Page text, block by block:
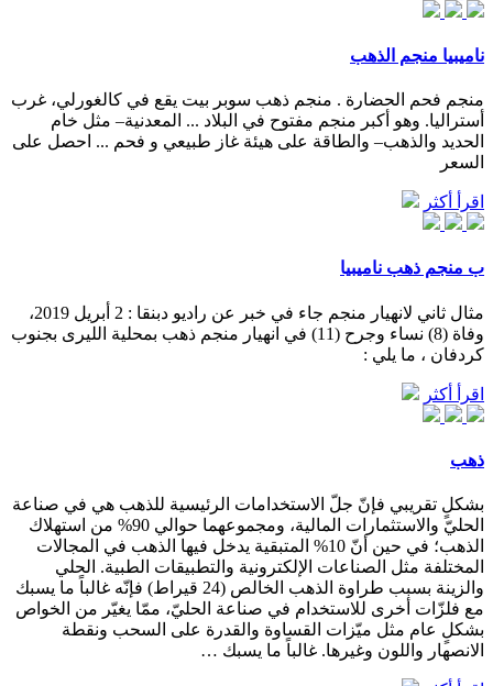
ناميبيا منجم الذهب
منجم فحم الحضارة . منجم ذهب سوبر بيت يقع في كالغورلي، غرب
أستراليا. وهو أكبر منجم مفتوح في البلاد ... المعدنية– مثل خام
الحديد والذهب– والطاقة على هيئة غاز طبيعي و فحم ... احصل على
السعر
اقرأ أكثر
ب منجم ذهب ناميبيا
مثال ثاني لانهيار منجم جاء في خبر عن راديو دبنقا : 2 أبريل 2019،
وفاة (8) نساء وجرح (11) في انهيار منجم ذهب بمحلية الليرى بجنوب
كردفان ، ما يلي :
اقرأ أكثر
ذهب
بشكلٍ تقريبي فإنّ جلّ الاستخدامات الرئيسية للذهب هي في صناعة
الحليّ والاستثمارات المالية، ومجموعهما حوالي 90% من استهلاك
الذهب؛ في حين أنّ 10% المتبقية يدخل فيها الذهب في المجالات
المختلفة مثل الصناعات الإلكترونية والتطبيقات الطبية. الحلي
والزينة بسبب طراوة الذهب الخالص (24 قيراط) فإنّه غالباً ما يسبك
مع فلزّات أخرى للاستخدام في صناعة الحليّ، ممّا يغيّر من الخواص
بشكلٍ عام مثل ميّزات القساوة والقدرة على السحب ونقطة
الانصهار واللون وغيرها. غالباً ما يسبك …